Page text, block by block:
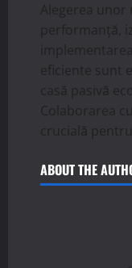
Alegerea unor
performanță,
eficiente sunt
casă pasivă
Colaborarea
crucială
ABOUT THE